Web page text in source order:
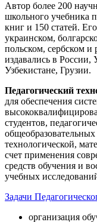
Автор более 200
школьного учебника
книг и 150 статей.
украинском,
польском, сербском
издавались в
Узбекистане, Грузии.
Педагогический
для обеспечения
студентов,
технологической,
счет применения
средств обучения и
учебных
Задачи
организация